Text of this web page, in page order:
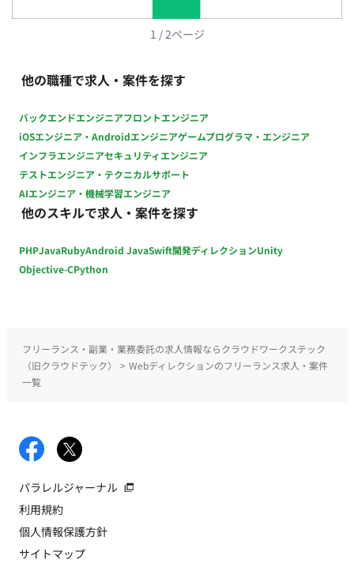
頼フローになるか等） ■開発環境 アプリ：CIPPO（シッポ） ツ
ール：Illustrator, Photoshop, inDesign ■開発フェーズと予定
ズ（アプリのデザインは完成している、） ■案件の魅力（会社
について・サービスについて） 正社員ほどのリソースは割けな
きたい方にマッチする環境です。 ■リモート稼働について ・フ
ルリモート可能 ■働き方 ・別日も網羅的に稼働していただきた
いが、月の中旬ごろに集中的に稼働ができる方
1 /2ページ
他の職種で求人・案件を探す
バックエンドエンジニアフロントエンジニア
iOSエンジニア・Androidエンジニアゲームプログラマ・エンジニア
インフラエンジニアセキュリティエンジニア
テストエンジニア・テクニカルサポート
AIエンジニア・機械学習エンジニア
他のスキルで求人・案件を探す
PHPJavaRubyAndroid JavaSwift開発ディレクションUnity
Objective-CPython
フリーランス・副業・業務委託の求人情報ならクラウドワークステック
（旧クラウドテック）
> Webディレクションのフリーランス求人・案件
一覧
パラレルジャーナル
利用規約
個人情報保護方針
サイトマップ